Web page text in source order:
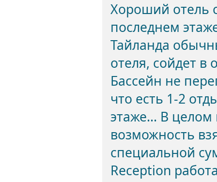
Хороший отель
последнем
Тайланда
отеля, сойдет
Бассейн не
что есть 1-2
этаже... В целом
возможность
специальной
Reception